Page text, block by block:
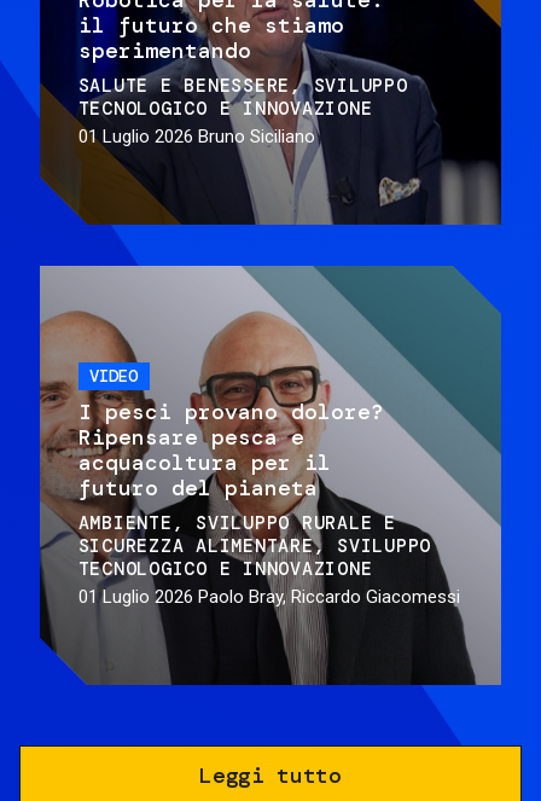
il futuro che stiamo
sperimentando
SALUTE E BENESSERE
SVILUPPO
TECNOLOGICO E INNOVAZIONE
01 Luglio 2026 Bruno Siciliano
VIDEO
I pesci provano dolore?
Ripensare pesca e
acquacoltura per il
futuro del pianeta
AMBIENTE
SVILUPPO RURALE E
SICUREZZA ALIMENTARE
SVILUPPO
TECNOLOGICO E INNOVAZIONE
01 Luglio 2026 Paolo Bray, Riccardo Giacomessi
Leggi tutto